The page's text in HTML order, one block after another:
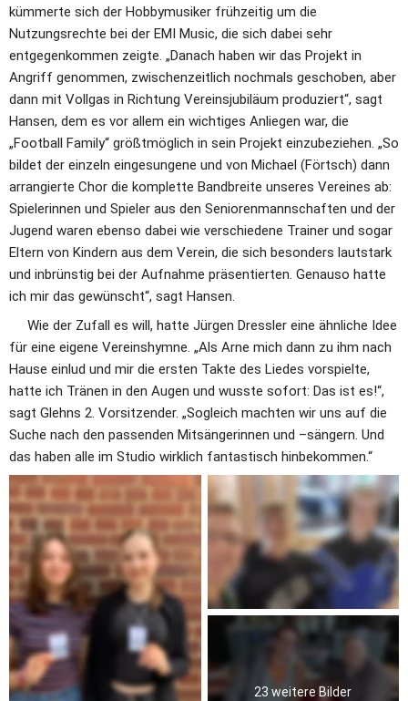
kümmerte sich der Hobbymusiker frühzeitig um die
Nutzungsrechte bei der EMI Music, die sich dabei sehr
entgegenkommen zeigte. „Danach haben wir das Projekt in
Angriff genommen, zwischenzeitlich nochmals geschoben, aber
dann mit Vollgas in Richtung Vereinsjubiläum produziert“, sagt
Hansen, dem es vor allem ein wichtiges Anliegen war, die
„Football Family“ größtmöglich in sein Projekt einzubeziehen. „So
bildet der einzeln eingesungene und von Michael (Förtsch) dann
arrangierte Chor die komplette Bandbreite unseres Vereines ab:
Spielerinnen und Spieler aus den Seniorenmannschaften und der
Jugend waren ebenso dabei wie verschiedene Trainer und sogar
Eltern von Kindern aus dem Verein, die sich besonders lautstark
und inbrünstig bei der Aufnahme präsentierten. Genauso hatte
ich mir das gewünscht“, sagt Hansen.
Wie der Zufall es will, hatte Jürgen Dressler eine ähnliche Idee
für eine eigene Vereinshymne. „Als Arne mich dann zu ihm nach
Hause einlud und mir die ersten Takte des Liedes vorspielte,
hatte ich Tränen in den Augen und wusste sofort: Das ist es!“,
sagt Glehns 2. Vorsitzender. „Sogleich machten wir uns auf die
Suche nach den passenden Mitsängerinnen und –sängern. Und
das haben alle im Studio wirklich fantastisch hinbekommen.“
23 weitere Bilder